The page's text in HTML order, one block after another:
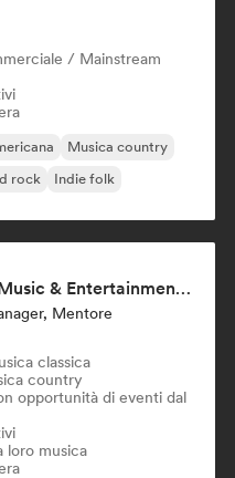
/ Mainstream
Musica country
rock Indie folk
Justin Newsome (Music & Entertainment Executive | A&R, Artist Development & Partnerships | Applied AI & Systems Strategy)
Mentore
classica
country
opportunità di eventi dal
loro musica